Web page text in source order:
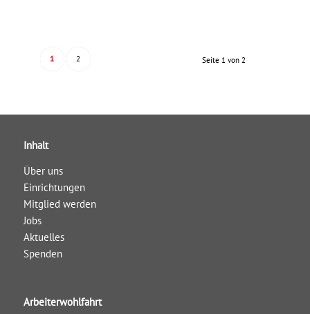
Seite 1 von 2
1 2
Inhalt
Über uns
Einrichtungen
Mitglied werden
Jobs
Aktuelles
Spenden
Arbeiterwohlfahrt